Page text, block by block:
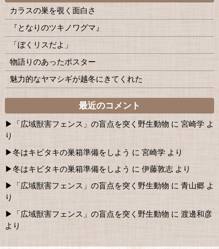
カラスの巣を覗く面白さ
『となりのツキノワグマ』
「ぼくリスだよ」
物語りのあったポスター
魅力的なヤマシギが越冬にきてくれた
最近のコメント
「広域獣害フェンス」の盲点を突く野生動物 に 宮崎学 よ
り
冬はキビタキの巣箱準備をしよう に 宮崎学 より
冬はキビタキの巣箱準備をしよう に 伊藤敦志 より
「広域獣害フェンス」の盲点を突く野生動物 に 青山郷 よ
り
「広域獣害フェンス」の盲点を突く野生動物 に 渡邊和彦
より